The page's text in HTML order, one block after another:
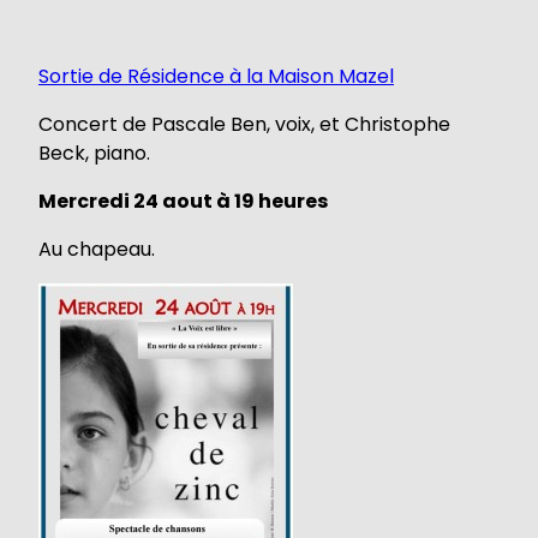
Sortie de Résidence à la Maison Mazel
Concert de Pascale Ben, voix, et Christophe
Beck, piano.
Mercredi 24 aout à 19 heures
Au chapeau.